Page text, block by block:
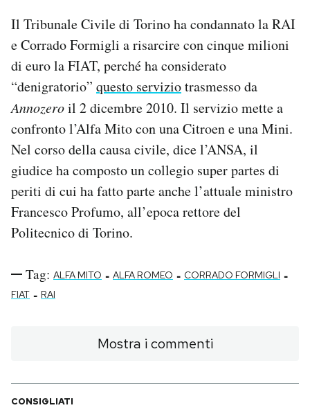
Cultura
Economia
Sport
Europa
Altrecose
Mondiali calcio 2026
PODCAST
NEWSLETTER
I MIEI PREFERITI
SHOP
Il Tribunale Civile di Torino ha condannato la RAI
e Corrado Formigli a risarcire con cinque milioni
di euro la FIAT, perché ha considerato
“denigratorio” questo serviziotrasmesso da
Annozeroil 2 dicembre 2010. Il servizio mette a
confronto l’Alfa Mito con una Citroen e una Mini.
Nel corso della causa civile, dice l’ANSA, il
giudice ha composto un collegio super partes di
periti di cui ha fatto parte anche l’attuale ministro
Francesco Profumo, all’epoca rettore del
Politecnico di Torino.
Tag: ALFA MITO - ALFA ROMEO - CORRADO FORMIGLI -
FIAT - RAI
Mostra i commenti
CONSIGLIATI